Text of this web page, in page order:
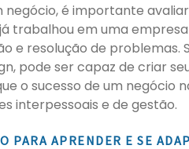
é importante
trabalhou em uma
e resolução de problemas.
pode ser capaz de criar
o sucesso de um negócio
interpessoais e de gestão.
PARA APRENDER E SE